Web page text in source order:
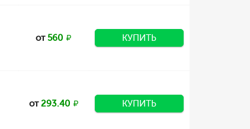
от560 КУПИТЬ
от293.40 КУПИТЬ